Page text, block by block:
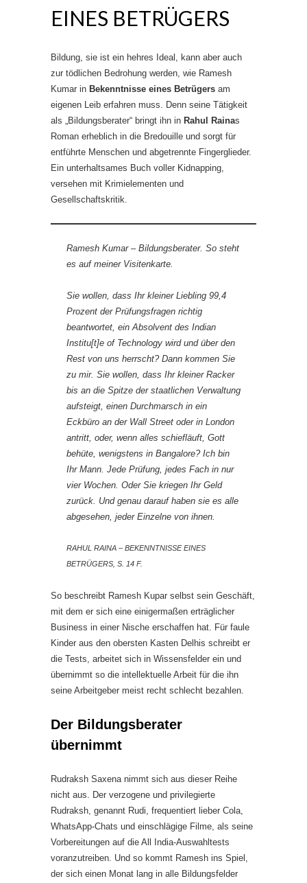
EINES BETRÜGERS
Bildung, sie ist ein hehres Ideal, kann aber auch
zur tödlichen Bedrohung werden, wie Ramesh
Kumar in Bekenntnisse eines Betrügers am
eigenen Leib erfahren muss. Denn seine Tätigkeit
als „Bildungsberater“ bringt ihn in Rahul Rainas
Roman erheblich in die Bredouille und sorgt für
entführte Menschen und abgetrennte Fingerglieder.
Ein unterhaltsames Buch voller Kidnapping,
versehen mit Krimielementen und
Gesellschaftskritik.
Ramesh Kumar – Bildungsberater. So steht
es auf meiner Visitenkarte.
Sie wollen, dass Ihr kleiner Liebling 99,4
Prozent der Prüfungsfragen richtig
beantwortet, ein Absolvent des Indian
Institu[t]e of Technology wird und über den
Rest von uns herrscht? Dann kommen Sie
zu mir. Sie wollen, dass Ihr kleiner Racker
bis an die Spitze der staatlichen Verwaltung
aufsteigt, einen Durchmarsch in ein
Eckbüro an der Wall Street oder in London
antritt, oder, wenn alles schiefläuft, Gott
behüte, wenigstens in Bangalore? Ich bin
Ihr Mann. Jede Prüfung, jedes Fach in nur
vier Wochen. Oder Sie kriegen Ihr Geld
zurück. Und genau darauf haben sie es alle
abgesehen, jeder Einzelne von ihnen.
RAHUL RAINA – BEKENNTNISSE EINES
BETRÜGERS, S. 14 F.
So beschreibt Ramesh Kupar selbst sein Geschäft,
mit dem er sich eine einigermaßen erträglicher
Business in einer Nische erschaffen hat. Für faule
Kinder aus den obersten Kasten Delhis schreibt er
die Tests, arbeitet sich in Wissensfelder ein und
übernimmt so die intellektuelle Arbeit für die ihn
seine Arbeitgeber meist recht schlecht bezahlen.
Der Bildungsberater
übernimmt
Rudraksh Saxena nimmt sich aus dieser Reihe
nicht aus. Der verzogene und privilegierte
Rudraksh, genannt Rudi, frequentiert lieber Cola,
WhatsApp-Chats und einschlägige Filme, als seine
Vorbereitungen auf die All India-Auswahltests
voranzutreiben. Und so kommt Ramesh ins Spiel,
der sich einen Monat lang in alle Bildungsfelder